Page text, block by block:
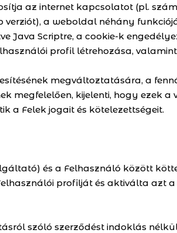
az internet kapcsolatot (pl.
verziót), a weboldal néhány
Scriptre, a cookie-k
profil létrehozása,
megváltoztatására, a
megfelelően, kijelenti, hogy ezek
a Felek jogait és kötelezettségeit.
és a Felhasználó között
profilját és aktiválta azt
szóló szerződést indoklás